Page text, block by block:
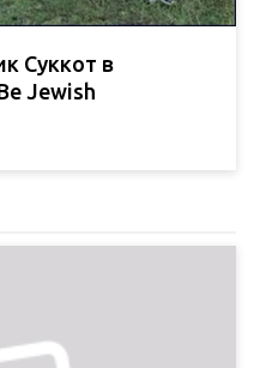
Суккот в
Jewish